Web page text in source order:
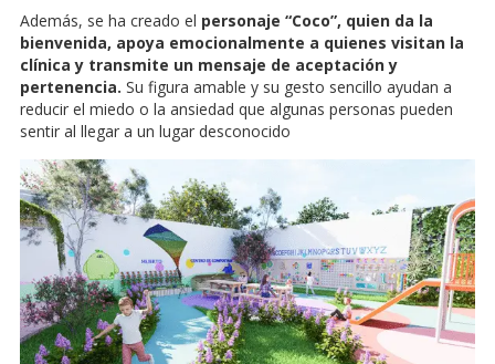
Además, se ha creado el personaje “Coco”, quien da la
bienvenida, apoya emocionalmente a quienes visitan la
clínica y transmite un mensaje de aceptación y
pertenencia. Su figura amable y su gesto sencillo ayudan a
reducir el miedo o la ansiedad que algunas personas pueden
sentir al llegar a un lugar desconocido